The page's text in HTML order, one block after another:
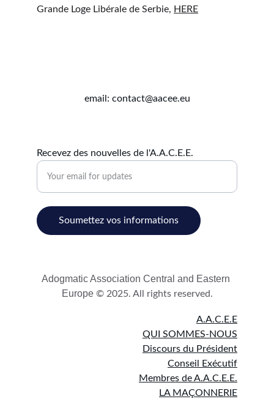
Grande Loge Libérale de Serbie, HERE
email: contact@aacee.eu
Recevez des nouvelles de l'A.A.C.E.E.
Soumettez vos informations
Adogmatic Association Central and Eastern
Europe © 2025. All rights reserved.
A.A.C.E.E
QUI SOMMES-NOUS
Discours du Président
Conseil Exécutif
Membres de A.A.C.E.E.
LA MAÇONNERIE